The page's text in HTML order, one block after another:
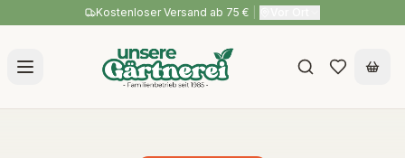
Kostenloser Versand ab 75 €